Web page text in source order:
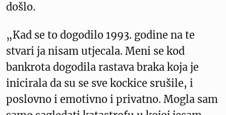
došlo.
„Kad se to dogodilo 1993. godine na te
stvari ja nisam utjecala. Meni se kod
bankrota dogodila rastava braka koja je
inicirala da su se sve kockice srušile, i
poslovno i emotivno i privatno. Mogla sam